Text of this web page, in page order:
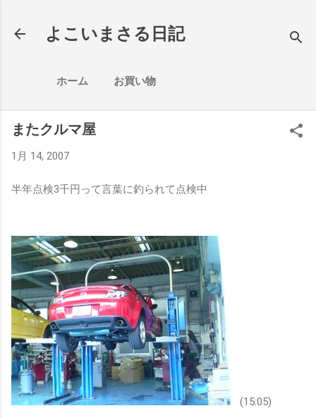
よこいまさる日記
ホーム お買い物
またクルマ屋
1月 14, 2007
半年点検3千円って言葉に釣られて点検中
(15:05)